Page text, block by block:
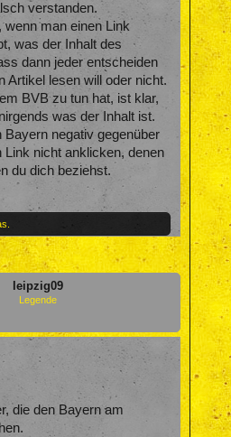
verstanden.
wenn man einen Link
was der Inhalt des
dann jeder entscheiden
Artikel lesen will oder nicht.
BVB zu tun hat, ist klar,
was der Inhalt ist.
Bayern negativ gegenüber
Link nicht anklicken, denen
du dich beziehst.
leipzig09
Legende
die den Bayern am